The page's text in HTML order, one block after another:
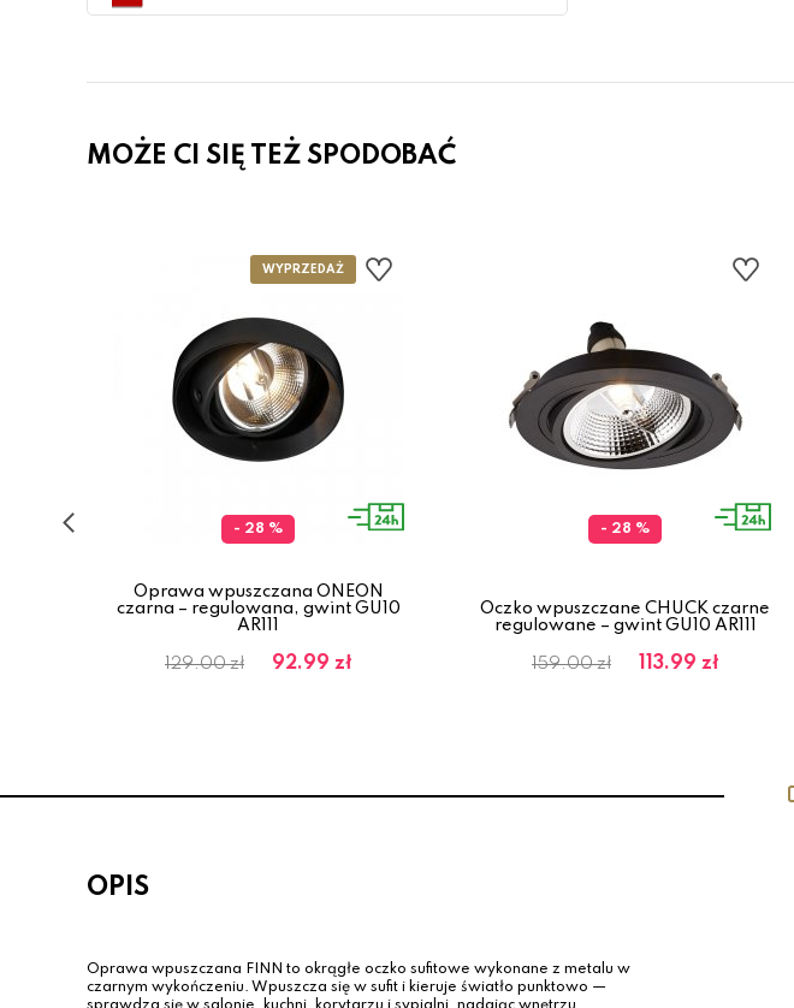
MOŻE CI SIĘ TEŻ SPODOBAĆ
- 28 %
Oprawa wpuszczana ONEON
czarna – regulowana, gwint GU10
AR111
129.00 zł 92.99 zł
- 28 %
Oczko wpuszczane CHUCK czarne
regulowane – gwint GU10 AR111
159.00 zł 113.99 zł
OPIS
Oprawa wpuszczana FINN to okrągłe oczko sufitowe wykonane z metalu w
czarnym wykończeniu. Wpuszcza się w sufit i kieruje światło punktowo —